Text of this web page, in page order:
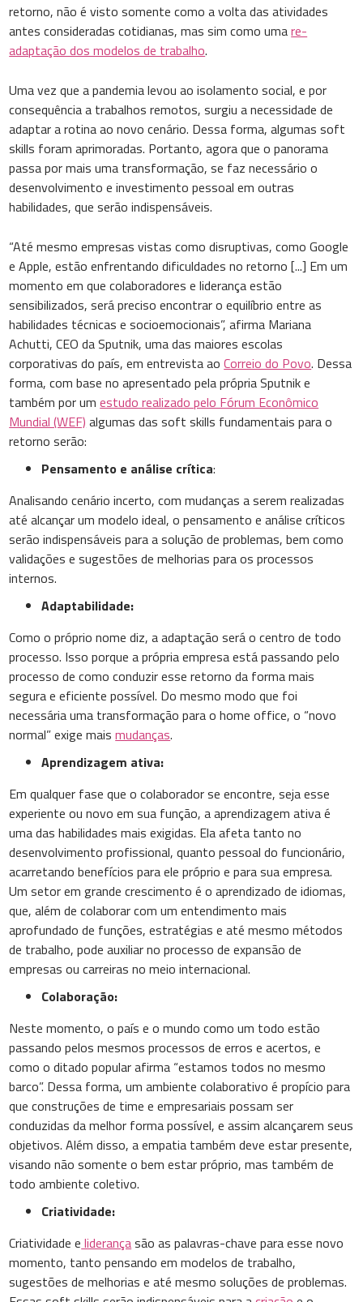
retorno, não é visto somente como a volta das atividades
antes consideradas cotidianas, mas sim como umare-
adaptação dos modelos de trabalho.
Uma vez que a pandemia levou ao isolamento social, e por
consequência a trabalhos remotos, surgiu a necessidade de
adaptar a rotina ao novo cenário. Dessa forma, algumas soft
skills foram aprimoradas. Portanto, agora que o panorama
passa por mais uma transformação, se faz necessário o
desenvolvimento e investimento pessoal em outras
habilidades, que serão indispensáveis.
“Até mesmo empresas vistas como disruptivas, como Google
e Apple, estão enfrentando dificuldades no retorno [...] Em um
momento em que colaboradores e liderança estão
sensibilizados, será preciso encontrar o equilíbrio entre as
habilidades técnicas e socioemocionais”, afirma Mariana
Achutti, CEO da Sputnik, uma das maiores escolas
corporativas do país, em entrevista aoCorreio do Povo. Dessa
forma, com base no apresentado pela própria Sputnik e
também por umestudo realizado pelo Fórum Econômico
Mundial (WEF) algumas das soft skills fundamentais para o
retorno serão:
Pensamento e análise crítica:
Analisando cenário incerto, com mudanças a serem realizadas
até alcançar um modelo ideal, o pensamento e análise críticos
serão indispensáveis para a solução de problemas, bem como
validações e sugestões de melhorias para os processos
internos.
Adaptabilidade:
Como o próprio nome diz, a adaptação será o centro de todo
processo. Isso porque a própria empresa está passando pelo
processo de como conduzir esse retorno da forma mais
segura e eficiente possível. Do mesmo modo que foi
necessária uma transformação para o home office, o “novo
normal” exige maismudanças.
Aprendizagem ativa:
Em qualquer fase que o colaborador se encontre, seja esse
experiente ou novo em sua função, a aprendizagem ativa é
uma das habilidades mais exigidas. Ela afeta tanto no
desenvolvimento profissional, quanto pessoal do funcionário,
acarretando benefícios para ele próprio e para sua empresa.
Um setor em grande crescimento é o aprendizado de idiomas,
que, além de colaborar com um entendimento mais
aprofundado de funções, estratégias e até mesmo métodos
de trabalho, pode auxiliar no processo de expansão de
empresas ou carreiras no meio internacional.
Colaboração:
Neste momento, o país e o mundo como um todo estão
passando pelos mesmos processos de erros e acertos, e
como o ditado popular afirma “estamos todos no mesmo
barco”. Dessa forma, um ambiente colaborativo é propício para
que construções de time e empresariais possam ser
conduzidas da melhor forma possível, e assim alcançarem seus
objetivos. Além disso, a empatia também deve estar presente,
visando não somente o bem estar próprio, mas também de
todo ambiente coletivo.
Criatividade:
Criatividade e liderançasão as palavras-chave para esse novo
momento, tanto pensando em modelos de trabalho,
sugestões de melhorias e até mesmo soluções de problemas.